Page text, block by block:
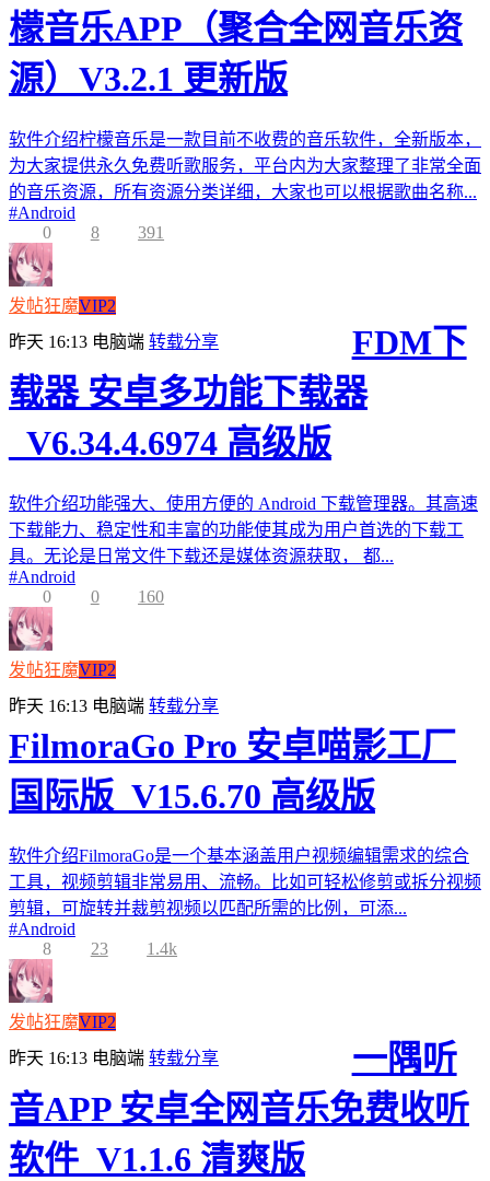
檬音乐APP（聚合全网音乐资
源）V3.2.1 更新版
软件介绍柠檬音乐是一款目前不收费的音乐软件，全新版本，
为大家提供永久免费听歌服务，平台内为大家整理了非常全面
的音乐资源，所有资源分类详细，大家也可以根据歌曲名称...
#Android
0
8 391
发帖狂魔VIP2
昨天 16:13 电脑端 转载分享
FDM下
载器 安卓多功能下载器
_V6.34.4.6974 高级版
软件介绍功能强大、使用方便的 Android 下载管理器。其高速
下载能力、稳定性和丰富的功能使其成为用户首选的下载工
具。无论是日常文件下载还是媒体资源获取， 都...
#Android
0
0 160
发帖狂魔VIP2
昨天 16:13 电脑端 转载分享
FilmoraGo Pro 安卓喵影工厂
国际版_V15.6.70 高级版
软件介绍FilmoraGo是一个基本涵盖用户视频编辑需求的综合
工具，视频剪辑非常易用、流畅。比如可轻松修剪或拆分视频
剪辑，可旋转并裁剪视频以匹配所需的比例，可添...
#Android
8
23 1.4k
发帖狂魔VIP2
昨天 16:13 电脑端 转载分享
一隅听
音APP 安卓全网音乐免费收听
软件_V1.1.6 清爽版